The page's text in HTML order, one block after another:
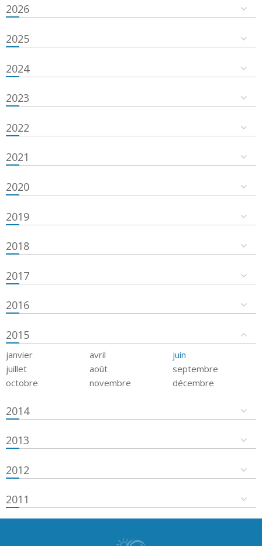
2026
2025
2024
2023
2022
2021
2020
2019
2018
2017
2016
2015
janvier avril
juin
juillet
août
septembre
octobre
novembre décembre
2014
2013
2012
2011